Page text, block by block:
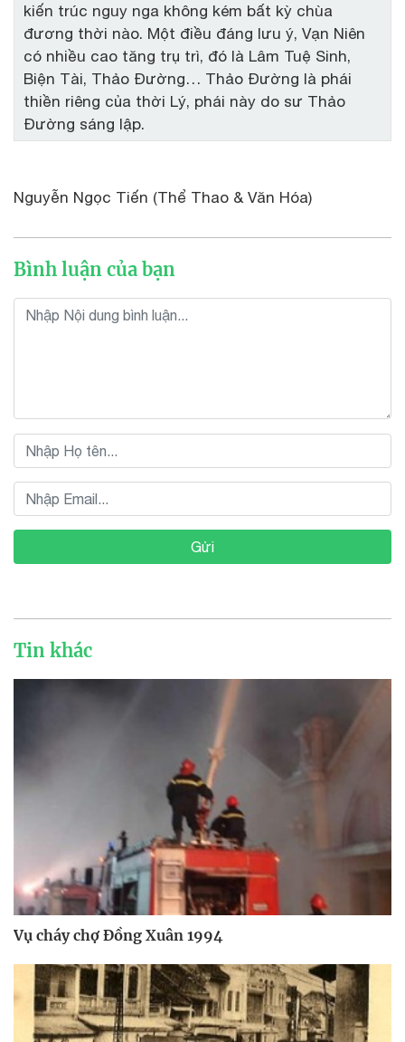
kiến trúc nguy nga không kém bất kỳ chùa
đương thời nào. Một điều đáng lưu ý, Vạn Niên
có nhiều cao tăng trụ trì, đó là Lâm Tuệ Sinh,
Biện Tài, Thảo Đường… Thảo Đường là phái
thiền riêng của thời Lý, phái này do sư Thảo
Đường sáng lập.
Nguyễn Ngọc Tiến (Thể Thao & Văn Hóa)
Bình luận của bạn
Gửi
Tin khác
Vụ cháy chợ Đồng Xuân 1994